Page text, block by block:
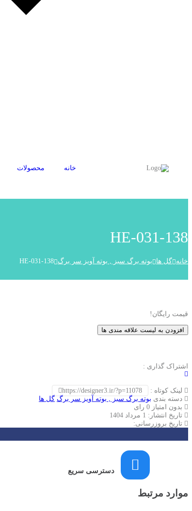
خانه محصولات
HE-031-138
خانه گل ها بوته برگ سبز , بوته آویز سر برگ HE-031-138
قیمت رایگان!
افزودن به لیست علاقه مندی ها
اشتراک گذاری :
لینک کوتاه :
https://designer3.ir/?p=11078
دسته بندی بوته برگ سبز , بوته آویز سر برگ گل ها
بدون امتیاز 0 رای
تاریخ انتشار: 1 مرداد 1404
تاریخ بروزرسانی:
دسترسی سریع
موارد مرتبط